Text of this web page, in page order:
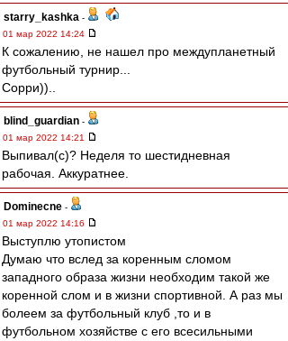
starry_kashka -
01 мар 2022 14:24
К сожалению, не нашел про междупланетный
футбольный турнир...
Сорри))..
blind_guardian -
01 мар 2022 14:21
Выпивал(с)? Неделя то шестидневная
рабочая. Аккуратнее.
Dominecne -
01 мар 2022 14:16
Выступлю утопистом
Думаю что вслед за коренным сломом
западного образа жизни необходим такой же
коренной слом и в жизни спортивной. А раз мы
болеем за футбольный клуб ,то и в
футбольном хозяйстве с его всесильными